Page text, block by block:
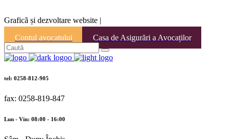
Graficã și dezvoltare website |
Contul avocatului
Casa de Asigurări a Avocaților
tel: 0258-812-905
fax: 0258-819-847
Lun - Vin: 08:00 - 16:00